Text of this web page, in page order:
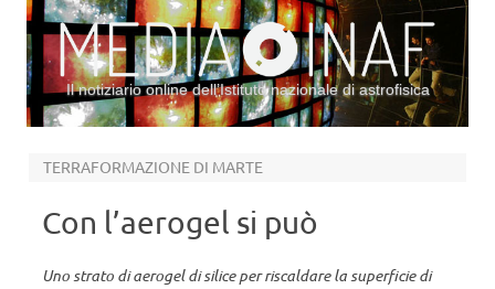
Il notiziario online dell’Istituto nazionale di astrofisica
TERRAFORMAZIONE DI MARTE
Con l’aerogel si può
Uno strato di aerogel di silice per riscaldare la superficie di